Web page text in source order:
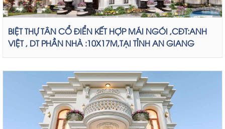
BIỆT THỰ TÂN CỔ ĐIỂN KẾT HỢP MÁI NGÓI ,CĐT:ANH
VIỆT , DT PHẦN NHÀ :10X17M,TẠI TỈNH AN GIANG